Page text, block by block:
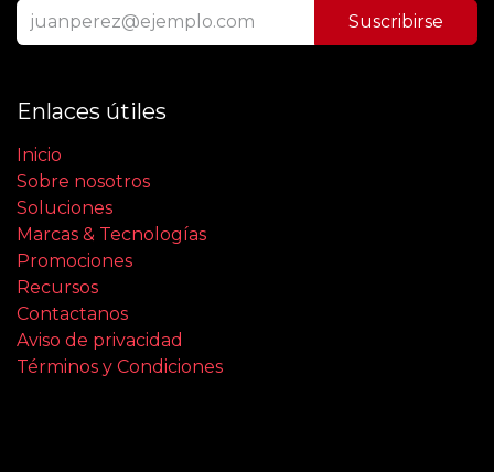
Suscribirse
Enlaces útiles
Inicio
Sobre nosotros
Soluciones
Marcas & Tecnologías
Promociones
Recursos
Contactanos
Aviso de privacidad
Términos y Condiciones